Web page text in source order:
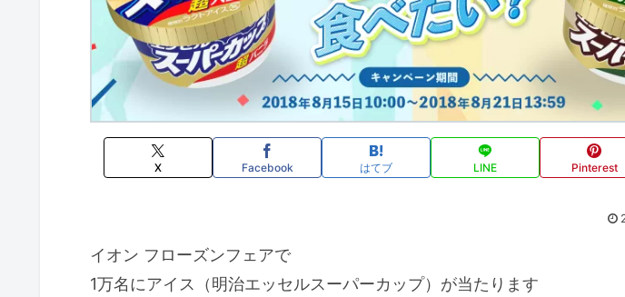
X Facebook はてブ LINE Pinterest
イオン フローズンフェアで
1万名にアイス（明治エッセルスーパーカップ）が当たります